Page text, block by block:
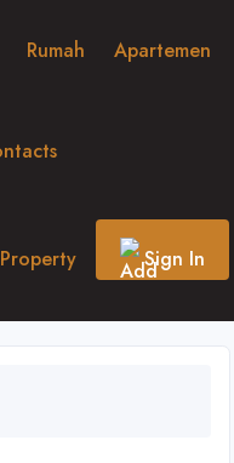
Rumah Apartemen
Sign In